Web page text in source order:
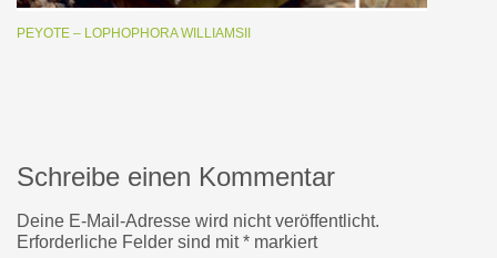
PEYOTE – LOPHOPHORA WILLIAMSII
Schreibe einen Kommentar
Deine E-Mail-Adresse wird nicht veröffentlicht.
Erforderliche Felder sind mit* markiert